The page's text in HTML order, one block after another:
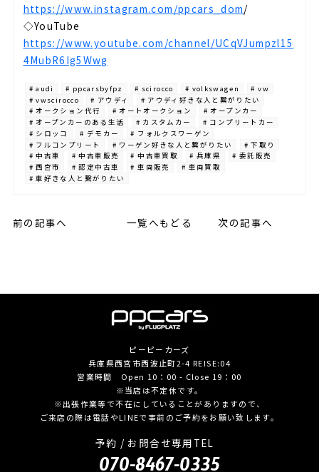
https://www.instagram.com/ppcars_dom/
◇YouTube⁡
https://www.youtube.com/channel/UCqVJumpzl15
4MubR6Ig5Wwg
# audi # ppcarsbyfpz # scirocco # volkswagen
# vw
# vwscirocco
# アウディ
# アウディ好きな人と繋がりたい
# オークション代行
# オートオークション
# オープンカー
# オープンカーのある生活
# カスタムカー
# コンプリートカー
# シロッコ
# デモカー
# フォルクスワーゲン
# フルコンプリート
# ワーゲン好きな人と繋がりたい
# 下取り
# 中古車
# 中古車販売 # 中古車買取 # 兵庫県
# 委託販売
# 西宮市
# 認定中古車 # 車両販売
# 車両買取
# 車好きな人と繋がりたい
前の記事へ 次の記事へ
一覧へもどる
ピーピーカーズ
兵庫県西宮市西波止町2-4 REISE:04
営業時間 Open 10：00 - Close 19：00
※当店は不定休です。
※出張作業等で不在にしていることがありますので、
ご来店の際は電話やLINEで事前のご予約をお願い致します。
予約 / お問合せ専用TEL